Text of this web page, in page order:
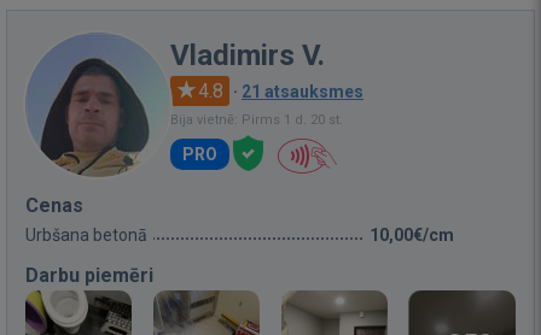
Vladimirs V.
4.8 · 21 atsauksmes
Bija vietnē: Pirms 1 d. 20 st.
PRO
Cenas
Urbšana betonā 10,00€/cm
Darbu piemēri